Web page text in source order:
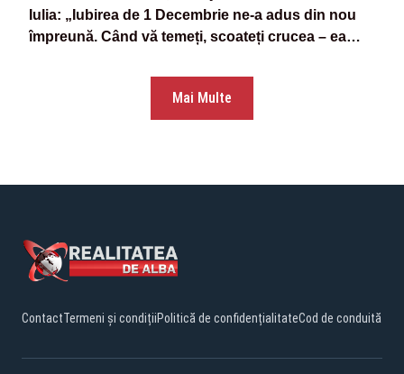
Iulia: „Iubirea de 1 Decembrie ne-a adus din nou
împreună. Când vă temeți, scoateți crucea – ea
Mai Multe
ContactTermeni și condițiiPolitică de confidențialitateCod de conduită